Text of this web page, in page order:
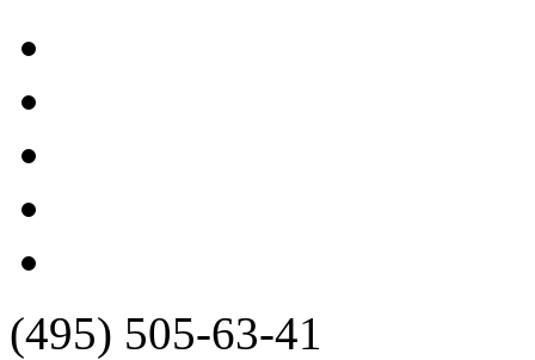
(495) 505-63-41